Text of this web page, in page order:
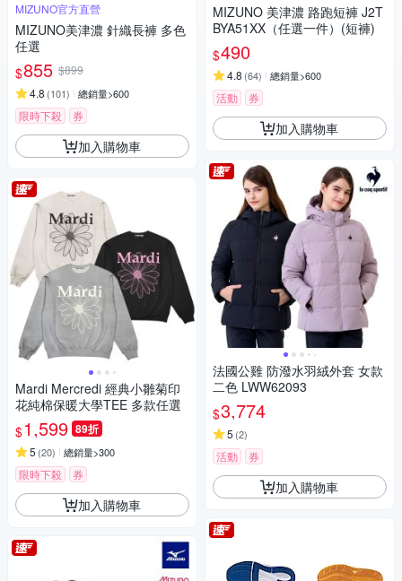
MIZUNO官方直營
MIZUNO美津濃 針織長褲 多色
任選
$855 $899
4.8 (101) 總銷量>600
限時下殺 券
加入購物車
Mardi Mercredi 經典小雛菊印
花純棉保暖大學TEE 多款任選
$1,599 89折
5 (20) 總銷量>300
限時下殺 券
加入購物車
MIZUNO 美津濃 路跑短褲 J2T
BYA51XX（任選一件）(短褲)
$490
4.8 (64) 總銷量>600
活動 券
加入購物車
法國公雞 防潑水羽絨外套 女款
二色 LWW62093
$3,774
5 (2)
活動 券
加入購物車